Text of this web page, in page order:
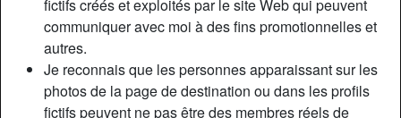
fictifs créés et exploités par le site Web qui peuvent
communiquer avec moi à des fins promotionnelles et
autres.
Je reconnais que les personnes apparaissant sur les
photos de la page de destination ou dans les profils
fictifs peuvent ne pas être des membres réels de
Couleur des yeux:
Bleu
Poids:
56 Kg
Épilé(e):
Fumeur(euse):
À l'occasion